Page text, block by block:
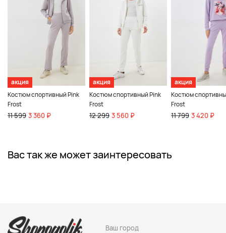
акция
Костюм спортивный Pink
Frost
11 599 3 360 ₽
акция
Костюм спортивный Pink
Frost
12 299 3 560 ₽
акция
Костюм
Frost
11 799 3 420 ₽
Вас так же может заинтересовать
Ваш город